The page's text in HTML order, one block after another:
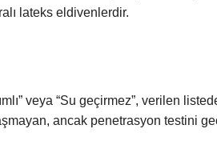
lateks eldivenlerdir.
veya “Su geçirmez”, verilen
ancak penetrasyon testini